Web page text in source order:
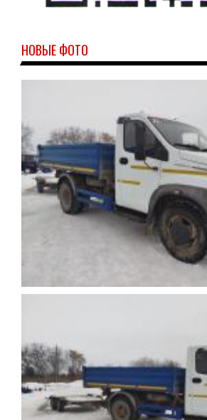
НОВЫЕ ФОТО